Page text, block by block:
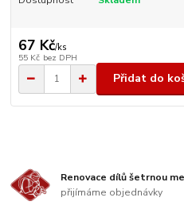
67 Kč/ks
55 Kč bez DPH
Přidat do
Renovace dílů šetrnou
přijímáme objednávky